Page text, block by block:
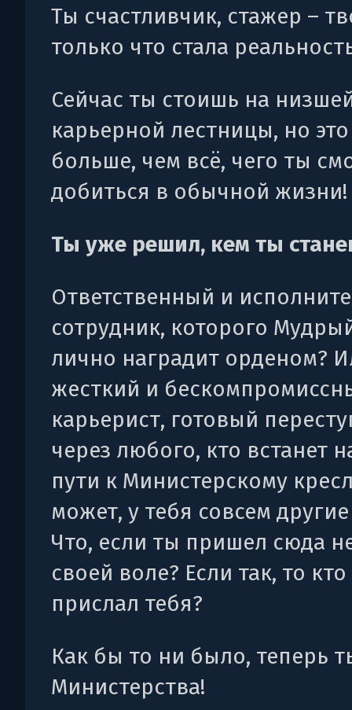
Ты счастливчик, стажер –
только что стала
Сейчас ты стоишь на
карьерной лестницы, но
больше, чем всё, чего ты
добиться в обычной жизни!
Ты уже решил, кем ты
Ответственный и
сотрудник, которого
лично наградит орденом?
жесткий и
карьерист, готовый
через любого, кто встанет
пути к Министерскому
может, у тебя совсем
Что, если ты пришел сюда
своей воле? Если так, то
прислал тебя?
Как бы то ни было, теперь
Министерства!